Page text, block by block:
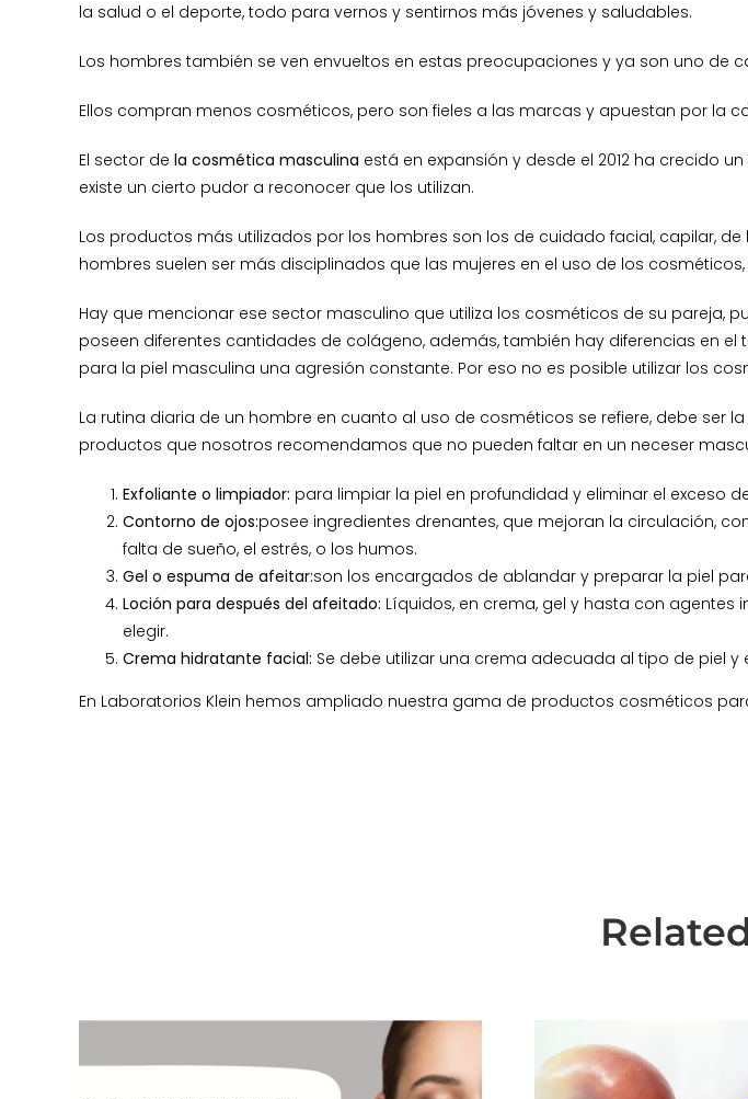
la salud o el deporte, todo para vernos y sentirnos más jóvenes y saludables.
Los hombres también se ven envueltos en estas preocupaciones y ya son uno
Ellos compran menos cosméticos, pero son fieles a las marcas y apuestan por la
El sector de la cosmética masculina está en expansión y desde el 2012 ha crecido
existe un cierto pudor a reconocer que los utilizan.
Los productos más utilizados por los hombres son los de cuidado facial, capilar,
hombres suelen ser más disciplinados que las mujeres en el uso de los
Hay que mencionar ese sector masculino que utiliza los cosméticos de su pareja,
poseen diferentes cantidades de colágeno, además, también hay diferencias en
para la piel masculina una agresión constante. Por eso no es posible utilizar los
La rutina diaria de un hombre en cuanto al uso de cosméticos se refiere, debe ser
productos que nosotros recomendamos que no pueden faltar en un neceser
Exfoliante o limpiador: para limpiar la piel en profundidad y eliminar el exceso
Contorno de ojos:posee ingredientes drenantes, que mejoran la circulación,
falta de sueño, el estrés, o los humos.
Gel o espuma de afeitar:son los encargados de ablandar y preparar la piel
Loción para después del afeitado: Líquidos, en crema, gel y hasta con
elegir.
Crema hidratante facial: Se debe utilizar una crema adecuada al tipo de piel
En Laboratorios Klein hemos ampliado nuestra gama de productos cosméticos